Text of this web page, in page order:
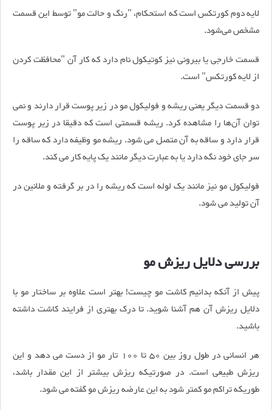
لایه دوم کورتکس است که استحکام، "رنگ و حالت مو" توسط این قسمت
مشخص می‌شود.
قسمت خارجی یا بیرونی نیز کوتیکول نام دارد که کار آن "محافظت کردن
از لایه کورتکس" است.
دو قسمت دیگر یعنی ریشه و فولیکول مو در زیر پوست قرار دارند و نمی‌
توان آن‌ها را مشاهده کرد. ریشه قسمتی است که دقیقا در زیر پوست
قرار دارد و ساقه به آن متصل می‌ شود. ریشه مو وظیفه دارد که ساقه را
سر جای خود نگه دارد یا به عبارت دیگر مانند یک پایه کار می‌ کند.
فولیکول مو نیز مانند یک لوله است که ریشه را در بر گرفته و ملانین در
آن تولید می‌ شود.
بررسی دلایل ریزش مو
پیش از آنکه بدانیم کاشت مو چیست! بهتر است علاوه‌ بر ساختار مو با
دلایل ریزش آن هم آشنا شوید. تا درک بهتری از فرایند کاشت داشته
باشید.
هر انسانی در طول روز بین 50 تا 100 تار مو از دست می‌ دهد و این
ریزش طبیعی است. در صورتیکه ریزش بیشتر از این مقدار باشد،
طوریکه تراکم مو کمتر شود به این عارضه ریزش مو گفته می‌ شود.